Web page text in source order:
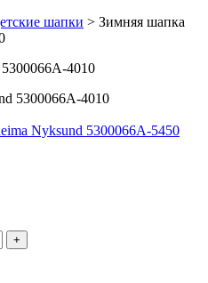
шапки > Зимняя шапка
4010
+